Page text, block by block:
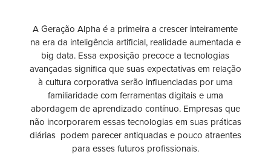
A Geração Alpha é a primeira a crescer inteiramente
na era da inteligência artificial, realidade aumentada e
big data. Essa exposição precoce a tecnologias
avançadas significa que suas expectativas em relação
à cultura corporativa serão influenciadas por uma
familiaridade com ferramentas digitais e uma
abordagem de aprendizado contínuo. Empresas que
não incorporarem essas tecnologias em suas práticas
diárias podem parecer antiquadas e pouco atraentes
para esses futuros profissionais.